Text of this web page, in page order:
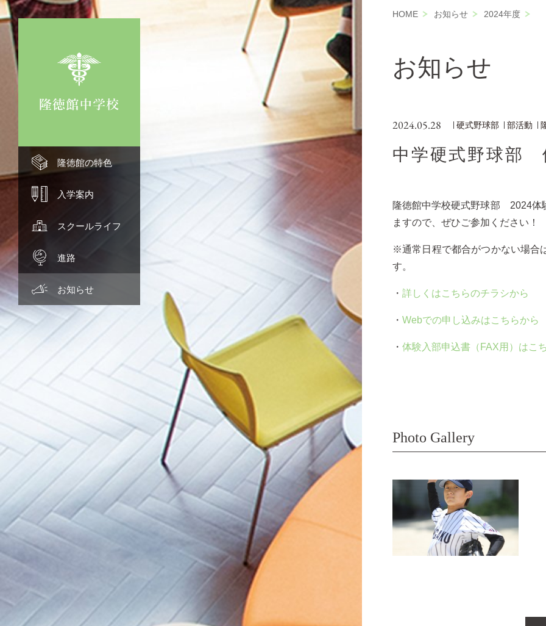
隆徳館の特色
隆徳館の特色 TOP
少人数教育
ハイブリッド教育
グローバル教育
キャリア教育
入学案内
入学案内 TOP
募集要項
オープンスクール
学費・特待生制度・特典
スクールライフ
スクールライフ TOP
年間行事
クラブ活動
制服紹介
アクセス
進路
進路 TOP
主な進路実績
先輩の活躍
お知らせ
お知らせ TOP
2026年度
2022年度
2020年度
2019年度
2016年度
HOME お知らせ 2024年度
お知らせ
2024.05.28 硬式野球部 部活動
中学硬式野球部
隆徳館中学校硬式野球部 2024体
ますので、ぜひご参加ください！
※通常日程で都合がつかない場合
す。
・ 詳しくはこちらのチラシから
・ Webでの申し込みはこちらから
・ 体験入部申込書（FAX用）はこ
Photo Gallery